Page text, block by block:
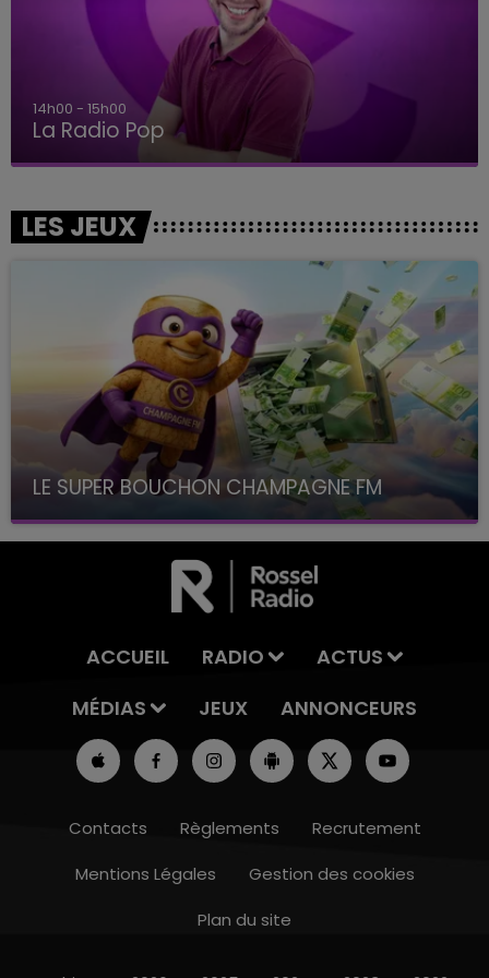
10h00 - 14h00
14h00 - 15h00
La Radio Pop
LES JEUX
LE SUPER BOUCHON CHAMPAGNE FM
avec La Famille Champagne FM, à 8H10
ACCUEIL RADIO
ACTUS
MÉDIAS
JEUX ANNONCEURS
Contacts Règlements
Recrutement
Mentions Légales
Gestion des cookies
Plan du site